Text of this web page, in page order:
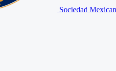
Sociedad